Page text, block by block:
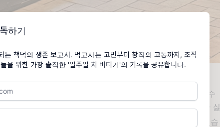
하기
는 책덕의 생존 보고서. 먹고사는 고민부터 창작의 고통까지, 조직
을 위한 가장 솔직한 '일주일 치 버티기'의 기록을 공유합니다.
이 막바지에 이르렀습니다. 가장 긴장되는 순간입니다. 실수
막 골든 타임이니까요. 청개구리 같이 원고를 보기가 가장 싫
솔직히 보면 볼수록 고치고 싶어질 수 있어서 그런 것도 있습